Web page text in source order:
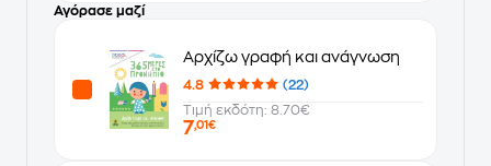
Αγόρασε μαζί
Αρχίζω γραφή και ανάγνωση
4.8
(22)
Τιμή εκδότη: 8.70€
7,01€